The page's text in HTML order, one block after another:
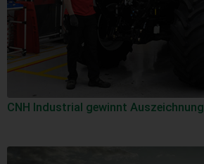
CNH Industrial gewinnt Auszeichnung